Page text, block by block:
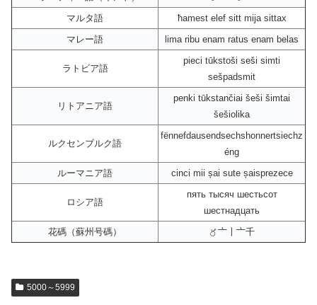
マルタ語
ħamest elef sitt mija sittax
マレー語
lima ribu enam ratus enam belas
ラトビア語
pieci tūkstoši seši simti
sešpadsmit
リトアニア語
penki tūkstančiai šeši šimtai
šešiolika
ルクセンブルク語
fënnefdausendsechshonnertsiechz
éng
ルーマニア語
cinci mii șai sute șaisprezece
ロシア語
пять тысяч шестьсот
шестнадцать
花碼（蘇州号碼）
〥〦〡〦千
5000～5999